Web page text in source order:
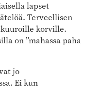
lapset
Terveellisen
korville.
on ”mahassa paha
jo
Ei kun